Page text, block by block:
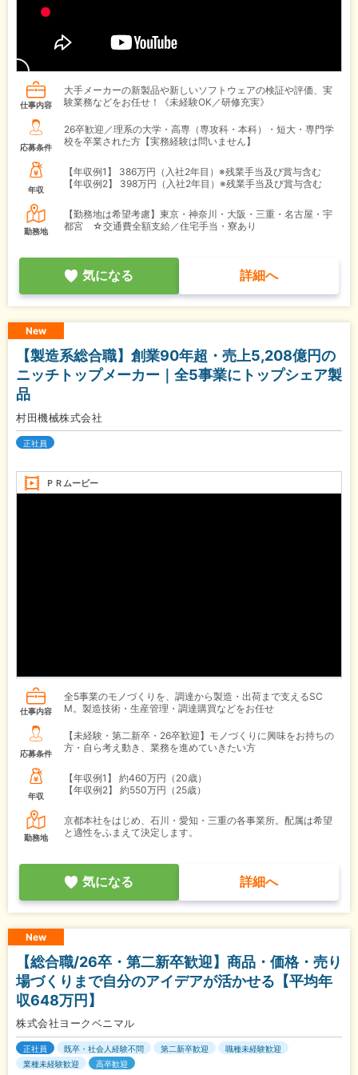
仕事内容
大手メーカーの新製品や新しいソフトウェアの検証や評価、実
験業務などをお任せ！《未経験OK／研修充実》
応募条件
26卒歓迎／理系の大学・高専（専攻科・本科）・短大・専門学
校を卒業された方【実務経験は問いません】
年収
【年収例1】
386万円（入社2年目）※残業手当及び賞与含む
【年収例2】
398万円（入社2年目）※残業手当及び賞与含む
勤務地
【勤務地は希望考慮】東京・神奈川・大阪・三重・名古屋・宇
都宮 ☆交通費全額支給／住宅手当・寮あり
気になる 詳細へ
New
【製造系総合職】創業90年超・売上5,208億円の
ニッチトップメーカー｜全5事業にトップシェア製
品
村田機械株式会社
正社員
ＰＲムービー
仕事内容
全5事業のモノづくりを、調達から製造・出荷まで支えるSC
M。製造技術・生産管理・調達購買などをお任せ
応募条件
【未経験・第二新卒・26卒歓迎】モノづくりに興味をお持ちの
方・自ら考え動き、業務を進めていきたい方
年収
【年収例1】
約460万円（20歳）
【年収例2】
約550万円（25歳）
勤務地
京都本社をはじめ、石川・愛知・三重の各事業所。配属は希望
と適性をふまえて決定します。
気になる 詳細へ
New
【総合職/26卒・第二新卒歓迎】商品・価格・売り
場づくりまで自分のアイデアが活かせる【平均年
収648万円】
株式会社ヨークベニマル
正社員 既卒・社会人経験不問 第二新卒歓迎
職種未経験歓迎
業種未経験歓迎
高卒歓迎